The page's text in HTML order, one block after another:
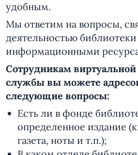
удобным.
Мы ответим на вопросы,
деятельностью
информационными
Сотрудникам
службы вы можете
следующие вопросы:
Есть ли в фонде
определенное издание
газета, ноты и т.п.);